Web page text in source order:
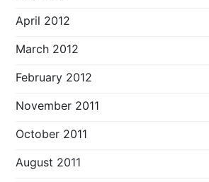
April 2012
March 2012
February 2012
November 2011
October 2011
August 2011